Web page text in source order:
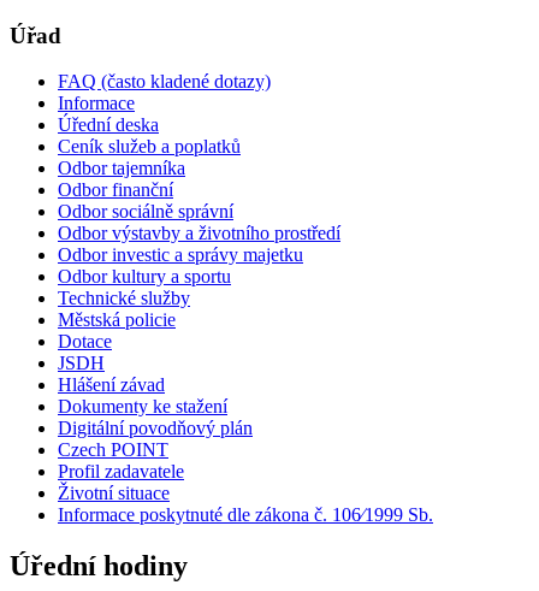
Úřad
FAQ (často kladené dotazy)
Informace
Úřední deska
Ceník služeb a poplatků
Odbor tajemníka
Odbor finanční
Odbor sociálně správní
Odbor výstavby a životního prostředí
Odbor investic a správy majetku
Odbor kultury a sportu
Technické služby
Městská policie
Dotace
JSDH
Hlášení závad
Dokumenty ke stažení
Digitální povodňový plán
Czech POINT
Profil zadavatele
Životní situace
Informace poskytnuté dle zákona č. 106⁄1999 Sb.
Úřední hodiny